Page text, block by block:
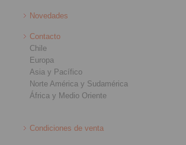
Novedades
Contacto
Chile
Europa
Asia y Pacífico
Norte América y Sudamérica
África y Medio Oriente
Condiciones de venta